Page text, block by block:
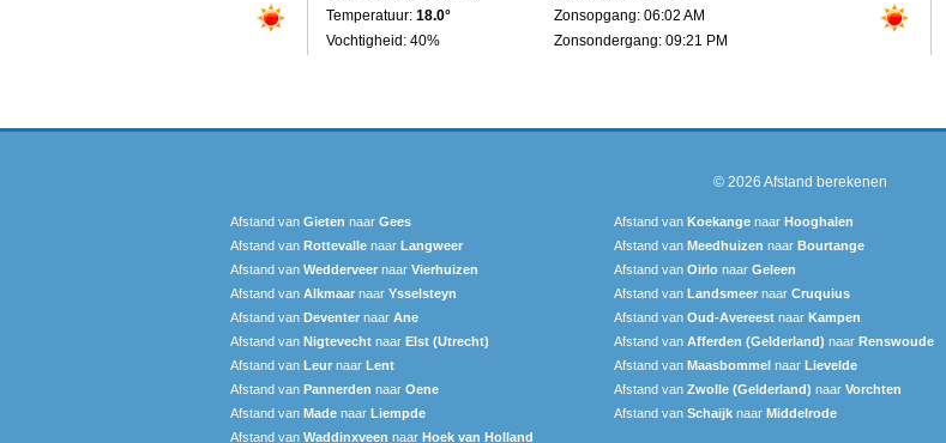
Temperatuur: 18.0°
Vochtigheid: 40%
Zonsopgang: 06:02 AM
Zonsondergang: 09:21 PM
© 2026 Afstand berekenen
Afstand van Gieten naar Gees Afstand van Koekange naar Hooghalen
Afstand van Rottevalle naar Langweer‎ Afstand van Meedhuizen naar Bourtange
Afstand van Wedderveer naar Vierhuizen Afstand van Oirlo naar Geleen
Afstand van Alkmaar naar Ysselsteyn Afstand van Landsmeer naar Cruquius
Afstand van Deventer naar Ane Afstand van Oud-Avereest naar Kampen
Afstand van Nigtevecht naar Elst (Utrecht) Afstand van Afferden (Gelderland) naar Renswoude
Afstand van Leur naar Lent Afstand van Maasbommel naar Lievelde
Afstand van Pannerden naar Oene Afstand van Zwolle (Gelderland) naar Vorchten
Afstand van Made naar Liempde Afstand van Schaijk naar Middelrode
Afstand van Waddinxveen naar Hoek van Holland